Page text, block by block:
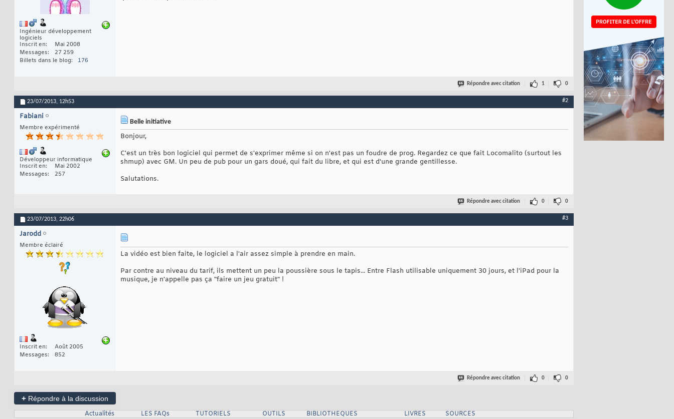
Ingénieur développement
logiciels
Inscrit en
Mai 2008
Messages
27 259
Billets dans le blog
176
Répondre avec citation 1 0
23/07/2013, 12h53 #2
Fabiani
Membre expérimenté
Développeur informatique
Inscrit en
Mai 2002
Messages
257
Belle initiative
Bonjour,
C'est un très bon logiciel qui permet de s'exprimer même si on n'est pas un foudre de prog. Regardez ce que fait Locomalito (surtout les
shmup) avec GM. Un peu de pub pour un gars doué, qui fait du libre, et qui est d'une grande gentillesse.
Salutations.
Répondre avec citation 0 0
23/07/2013, 22h06 #3
Jarodd
Membre éclairé
Inscrit en
Août 2005
Messages
852
La vidéo est bien faite, le logiciel a l'air assez simple à prendre en main.
Par contre au niveau du tarif, ils mettent un peu la poussière sous le tapis... Entre Flash utilisable uniquement 30 jours, et l'iPad pour la
musique, je n'appelle pas ça "faire un jeu gratuit" !
Répondre avec citation 0 0
+ Répondre à la discussion
Actualités
LES FAQs TUTORIELS OUTILS BIBLIOTHEQUES LIVRES
SOURCES